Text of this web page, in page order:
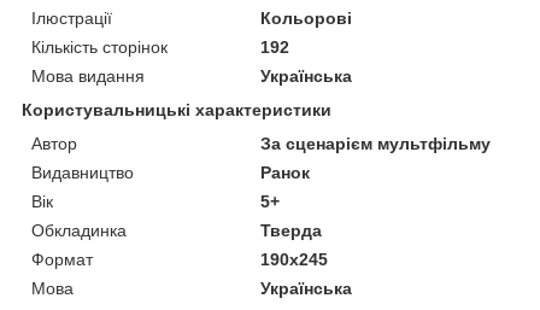
Ілюстрації
Кольорові
Кількість сторінок
192
Мова видання
Українська
Користувальницькі характеристики
Автор
За сценарієм мультфільму
Видавництво
Ранок
Вік
5+
Обкладинка
Тверда
Формат
190x245
Мова
Українська